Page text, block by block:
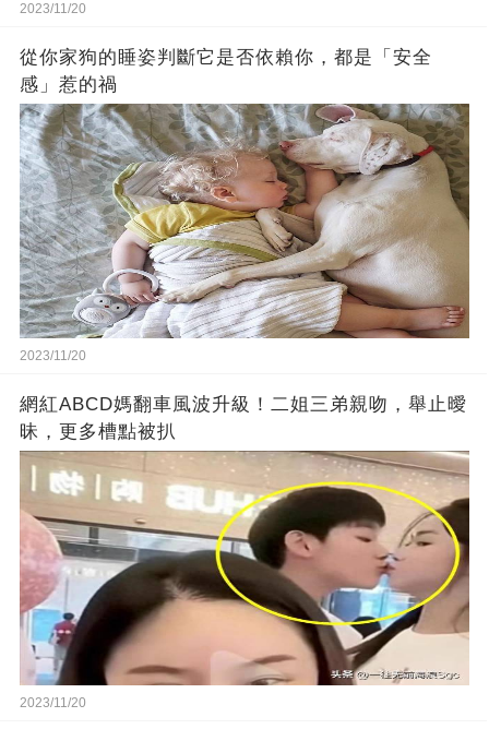
2023/11/20
從你家狗的睡姿判斷它是否依賴你，都是「安全
感」惹的禍
2023/11/20
網紅ABCD媽翻車風波升級！二姐三弟親吻，舉止曖
昧，更多槽點被扒
2023/11/20